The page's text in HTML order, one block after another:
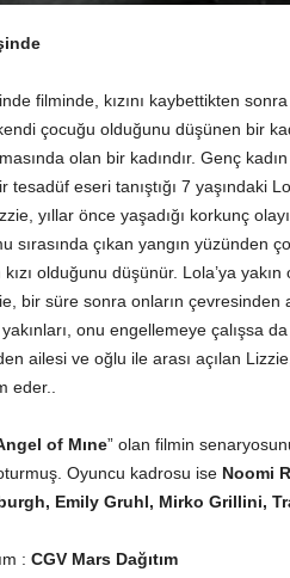
filminde, kızını kaybettikten
çocuğu olduğunu düşünen bir
olan bir kadındır. Genç
tesadüf eseri tanıştığı 7 yaşındaki
yıllar önce yaşadığı korkunç
sırasında çıkan yangın yüzünden
olduğunu düşünür. Lola’ya
bir süre sonra onların çevresinden
onu engellemeye çalışsa
ailesi ve oğlu ile arası açılan
eder..
of Mıne” olan filmin
Oyuncu kadrosu ise Noomi
Emily Gruhl, Mirko Grillini,
: CGV Mars Dağıtım